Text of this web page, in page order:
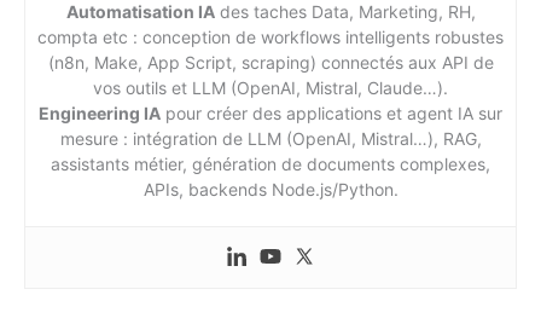
Automatisation IAdes taches Data, Marketing, RH,
compta etc : conception de workflows intelligents robustes
(n8n, Make, App Script, scraping) connectés aux API de
vos outils et LLM (OpenAI, Mistral, Claude…).
Engineering IA pour créer des applications et agent IA sur
mesure : intégration de LLM (OpenAI, Mistral…), RAG,
assistants métier, génération de documents complexes,
APIs, backends Node.js/Python.